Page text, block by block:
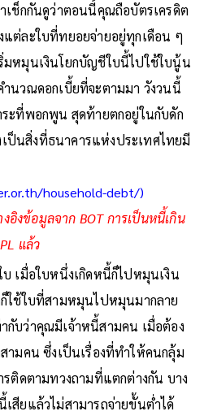
เช็กกันดูว่าตอนนี้คุณถือบัตรเครดิต
ต่ละใบที่ทยอยจ่ายอยู่ทุกเดือน ๆ
มหมุนเงินโยกบัญชีใบนี้ไปใช้ใบนู้น
ำนวณดอกเบี้ยที่จะตามมา วังวนนี้
ระที่พอกพูน สุดท้ายตกอยู่ในกับดัก
ป็นสิ่งที่ธนาคารแห่งประเทศไทยมี
household-debt/)
อิงข้อมูลจาก BOT การเป็นหนี้เกิน
แล้ว
เมื่อใบหนึ่งเกิดหนี้ก็ไปหมุนเงิน
ใช้ใบที่สามหมุนไปหมุนมากลาย
กับว่าคุณมีเจ้าหนี้สามคน เมื่อต้อง
ามคน ซึ่งเป็นเรื่องที่ทำให้คนกลุ้ม
รติดตามทวงถามที่แตกต่างกัน บาง
สียแล้วไม่สามารถจ่ายขั้นต่ำได้